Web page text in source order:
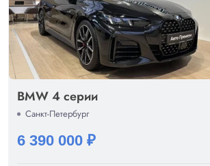
BMW 4 серии
Санкт-Петербург
6 390 000 ₽